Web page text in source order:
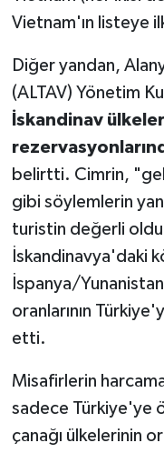
Vietnam'ın listeye
Diğer yandan,
(ALTAV) Yönetim
İskandinav
belirtti. Cimrin,
gibi söylemlerin
turistin değerli
İskandinavya'daki
İspanya/
oranlarının
etti.
Misafirlerin harcama
sadece Türkiye'ye
çanağı ülkelerinin